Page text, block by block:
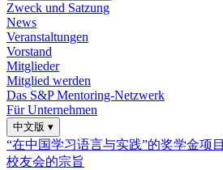
Zweck und Satzung
News
Veranstaltungen
Vorstand
Mitglieder
Mitglied werden
Das S&P Mentoring-Netzwerk
Für Unternehmen
中文版 ▾
“在中国学习语言与实践”的奖学金项目
校友会的宗旨